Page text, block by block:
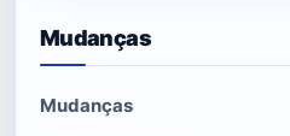
Mudanças
Mudanças